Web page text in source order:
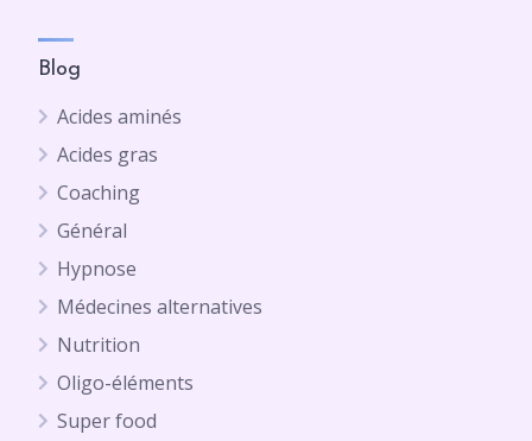
Blog
Acides aminés
Acides gras
Coaching
Général
Hypnose
Médecines alternatives
Nutrition
Oligo-éléments
Super food